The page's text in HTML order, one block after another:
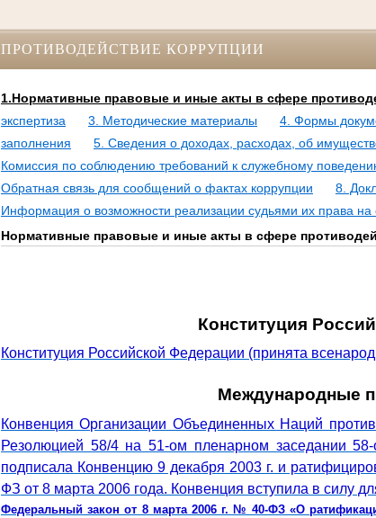
ПРОТИВОДЕЙСТВИЕ КОРРУПЦИИ
1.Нормативные правовые и иные акты в сфере
экспертиза
3. Методические материалы
4. Формы
заполнения
5. Сведения о доходах, расходах, об
Комиссия по соблюдению требований к служебному
Обратная связь для сообщений о фактах коррупции
8.
Информация о возможности реализации судьями их права
Нормативные правовые и иные акты в сфере
Конституция
Конституция Российской Федерации (принята
Международные
Конвенция Организации Объединенных Наций
Резолюцией 58/4 на 51-ом пленарном заседании
подписала Конвенцию 9 декабря 2003 г. и
ФЗ от 8 марта 2006 года. Конвенция вступила в силу
Федеральный закон от 8 марта 2006 г. № 40-ФЗ «О